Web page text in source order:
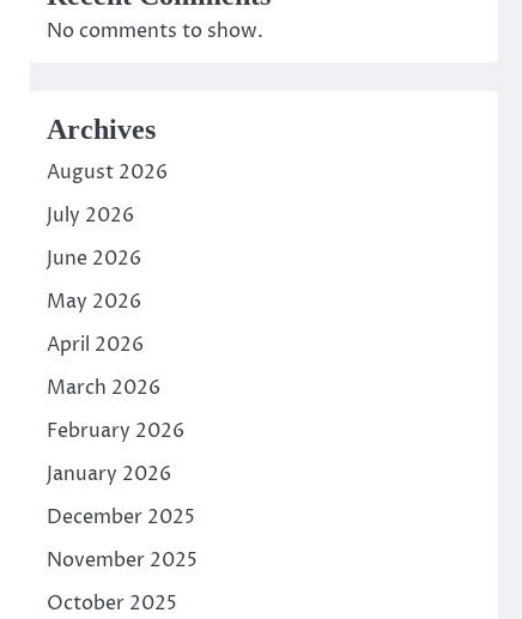
No comments to show.
Archives
August 2026
July 2026
June 2026
May 2026
April 2026
March 2026
February 2026
January 2026
December 2025
November 2025
October 2025